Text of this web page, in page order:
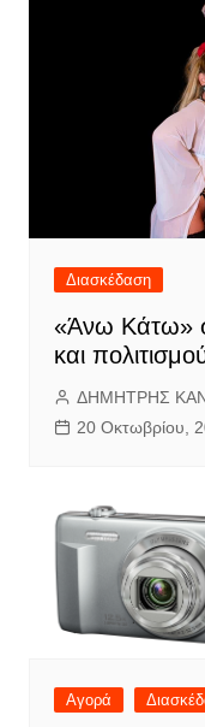
Διασκέδαση
«Άνω Κάτω»
και
ΔΗΜΗΤΡΗΣ
20 Οκτωβρίου,
Αγορά